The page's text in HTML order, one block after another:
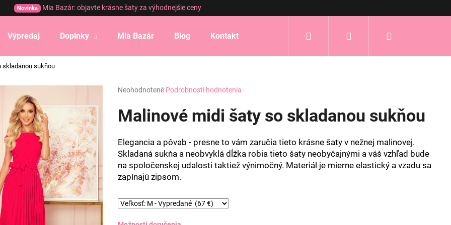
Novinka Mia Bazár: objavte krásne šaty za výhodnejšie ceny
Výpredaj Doplnky Mia Bazár Blog Kontakt Prihlásenie
skladanou sukňou
Priemerné
produktu
je
5
hviezdičiek.
Neohodnotené Podrobnosti hodnotenia
Malinové midi šaty so skladanou sukňou
Elegancia a pôvab - presne to vám zaručia tieto krásne šaty v nežnej malinovej.
Skladaná sukňa a neobvyklá dĺžka robia tieto šaty neobyčajnými a váš vzhľad bude
na spoločenskej udalosti taktiež výnimočný. Materiál je mierne elastický a vzadu sa
zapínajú zipsom.
Čo potrebujete nájsť?
HĽADAŤ
Odporúčame